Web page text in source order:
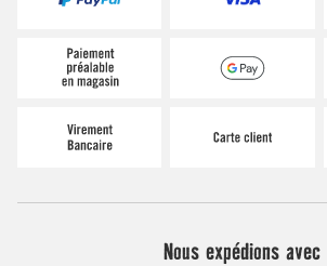
Nous expédions avec